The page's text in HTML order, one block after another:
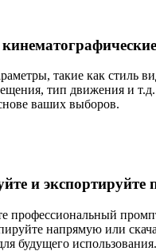
такие как стиль
тип движения и
ваших выборов.
и экспортируйте
профессиональный
напрямую или
будущего использования.